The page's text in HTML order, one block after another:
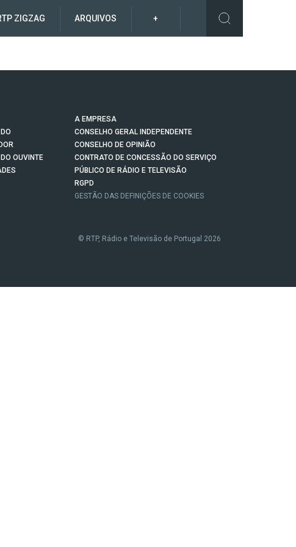
ZIGZAG ARQUIVOS +
OUVINTE
A EMPRESA
CONSELHO GERAL INDEPENDENTE
CONSELHO DE OPINIÃO
CONTRATO DE CONCESSÃO DO SERVIÇO
PÚBLICO DE RÁDIO E TELEVISÃO
RGPD
GESTÃO DAS DEFINIÇÕES DE COOKIES
© RTP, Rádio e Televisão de Portugal 2026